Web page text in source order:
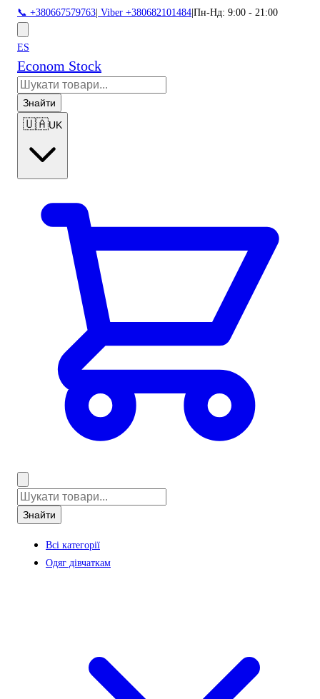
📞 +380667579763 Viber +380682101484 Пн-Нд: 9:00 - 21:00
ES
Econom Stock
Знайти
🇺🇦UK
Знайти
Всі категорії
Одяг дівчаткам